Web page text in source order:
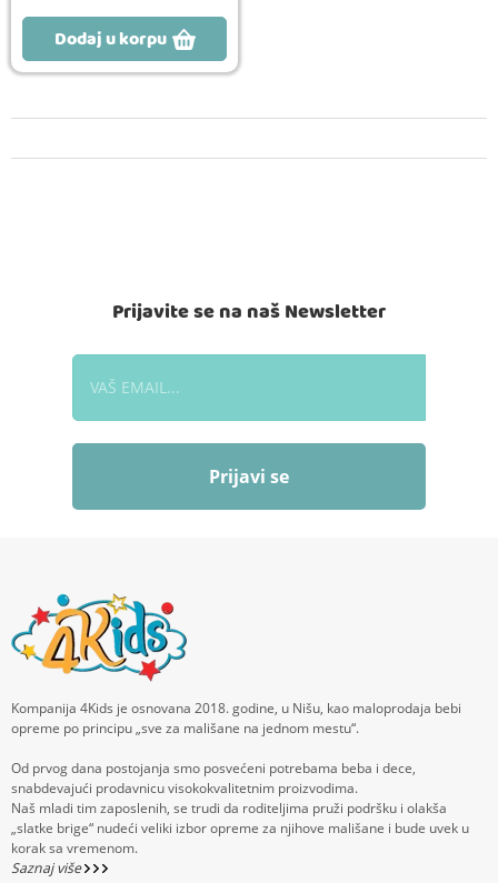
Dodaj u korpu
Prijavite se na naš Newsletter
Prijavi se
Kompanija 4Kids je osnovana 2018. godine, u Nišu, kao maloprodaja bebi
opreme po principu „sve za mališane na jednom mestu“.
Od prvog dana postojanja smo posvećeni potrebama beba i dece,
snabdevajući prodavnicu visokokvalitetnim proizvodima.
Naš mladi tim zaposlenih, se trudi da roditeljima pruži podršku i olakša
„slatke brige“ nudeći veliki izbor opreme za njihove mališane i bude uvek u
korak sa vremenom.
Saznaj više